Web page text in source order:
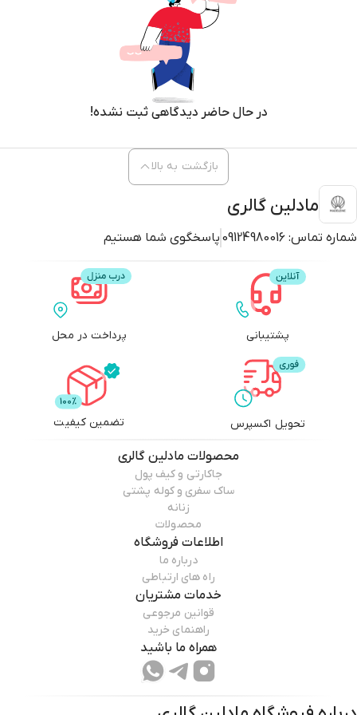
در حال حاضر دیدگاهی ثبت نشده!
مادلین گالری
شماره تماس: 09124980016 پاسخگوی شما هستیم
بازگشت به بالا
پشتیبانی پرداخت در محل
تحویل اکسپرس تضمین کیفیت
محصولات مادلین گالری
جاکارتی و کیف پول
ساک سفری و کوله پشتی
زنانه
محصولات
اطلاعات فروشگاه
درباره ما
راه های ارتباطی
خدمات مشتریان
قوانین مرجوعی
راهنمای خرید
همراه ما باشید